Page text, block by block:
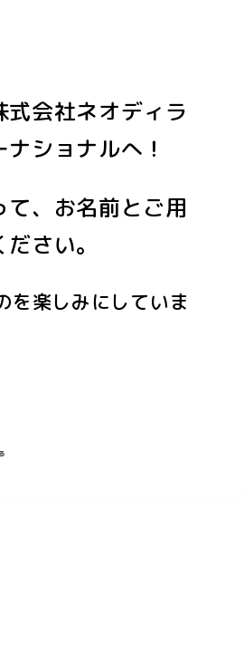
式会社ネオディラ
ショナルへ！
て、お名前とご用
さい。
を楽しみにしていま